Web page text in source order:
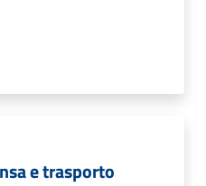
e trasporto